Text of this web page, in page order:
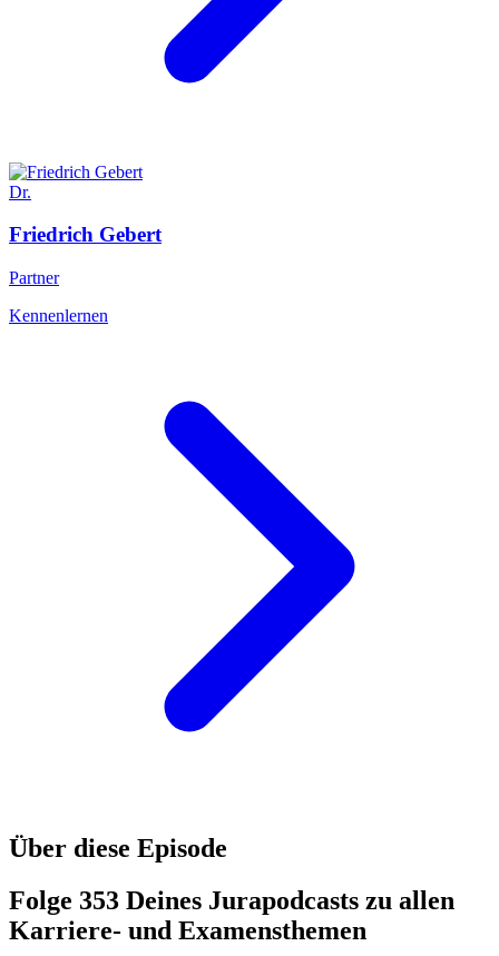
Dr.
Friedrich Gebert
Partner
Kennenlernen
Über diese Episode
Folge 353 Deines Jurapodcasts zu allen
Karriere- und Examensthemen